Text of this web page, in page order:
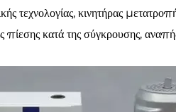
τεχνολογίας, κινητήρας
πίεσης κατά της σύγκρουσης,